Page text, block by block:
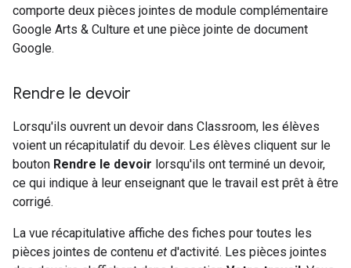
comporte deux pièces jointes de module complémentaire
Google Arts & Culture et une pièce jointe de document
Google.
Rendre le devoir
Lorsqu'ils ouvrent un devoir dans Classroom, les élèves
voient un récapitulatif du devoir. Les élèves cliquent sur le
bouton Rendre le devoir lorsqu'ils ont terminé un devoir,
ce qui indique à leur enseignant que le travail est prêt à être
corrigé.
La vue récapitulative affiche des fiches pour toutes les
pièces jointes de contenu et d'activité. Les pièces jointes